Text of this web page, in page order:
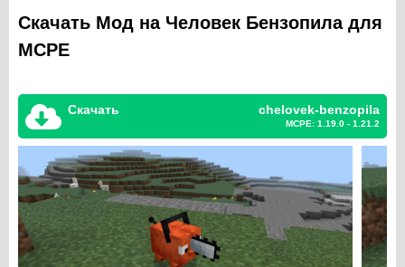
Скачать Мод на Человек Бензопила для
MCPE
Скачать chelovek-benzopila
MCPE: 1.19.0 - 1.21.2